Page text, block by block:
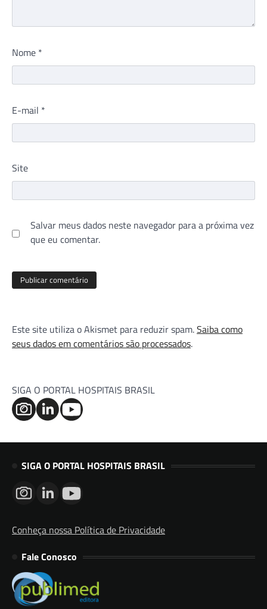
Nome *
E-mail *
Site
Salvar meus dados neste navegador para a próxima vez
que eu comentar.
Este site utiliza o Akismet para reduzir spam.Saiba como
seus dados em comentários são processados.
SIGA O PORTAL HOSPITAIS BRASIL
SIGA O PORTAL HOSPITAIS BRASIL
Conheça nossa Política de Privacidade
Fale Conosco